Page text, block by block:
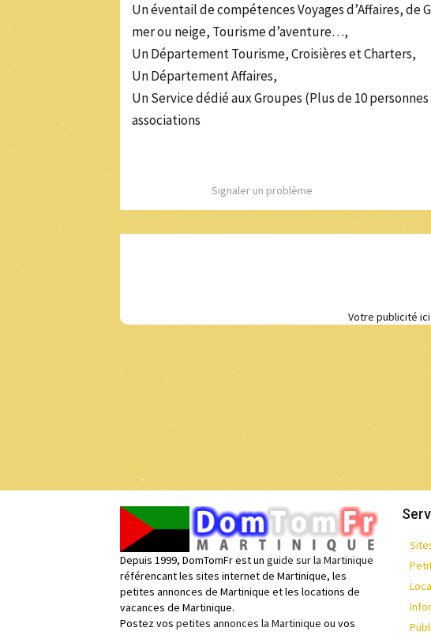
Un éventail de compétences Voyages d’Affaires, de
mer ou neige, Tourisme d’aventure…,
Un Département Tourisme, Croisières et Charters,
Un Département Affaires,
Un Service dédié aux Groupes (Plus de 10
associations
Signaler un problème
Votre publicité ici
Depuis 1999, DomTomFr est un guide sur la Martinique
référencant les sites internet de Martinique, les
petites annonces de Martinique et les locations de
vacances de Martinique.
Postez vos petites annonces la Martinique ou vos